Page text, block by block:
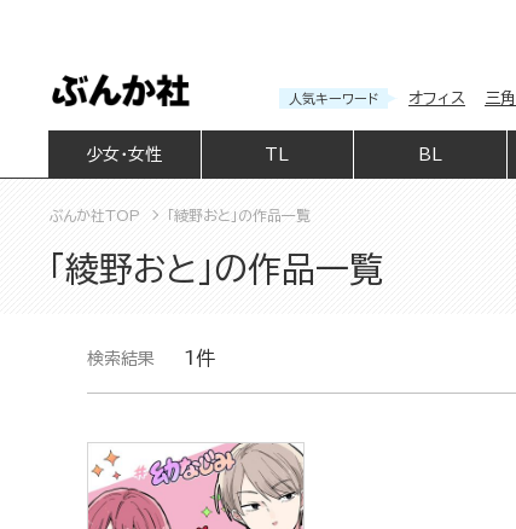
人気キーワード オフィス 三
少女・女性 BL
ぶんか社TOP 「綾野おと」の作品一覧
「綾野おと」の作品一覧
検索結果 1件